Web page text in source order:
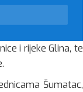
i rijeke Glina, te
Šumatac,